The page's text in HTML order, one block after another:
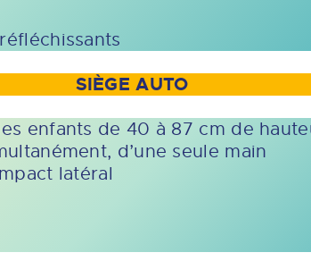
SIÈGE AUTO
enfants de 40 à 87 cm de
d’une seule main
latéral